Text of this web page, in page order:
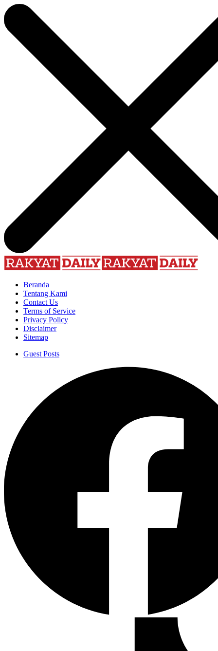
Beranda
Tentang Kami
Contact Us
Terms of Service
Privacy Policy
Disclaimer
Sitemap
Guest Posts